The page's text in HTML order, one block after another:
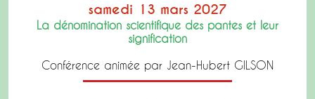
samedi 13 mars 2027
La dénomination scientifique des pantes et leur
signification
Conférence animée par Jean-Hubert GILSON